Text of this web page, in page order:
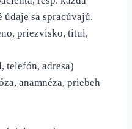
sa spracúvajú.
priezvisko, titul,
telefón, adresa)
anamnéza, priebeh